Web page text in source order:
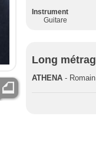
Instrument
Guitare
Long
ATHENA -